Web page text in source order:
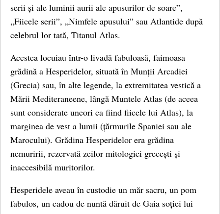
serii și ale luminii aurii ale apusurilor de soare”,
„Fiicele serii”, „Nimfele apusului” sau Atlantide după
celebrul lor tată, Titanul Atlas.
Acestea locuiau într-o livadă fabuloasă, faimoasa
grădină a Hesperidelor, situată în Munții Arcadiei
(Grecia) sau, în alte legende, la extremitatea vestică a
Mării Mediteraneene, lângă Muntele Atlas (de aceea
sunt considerate uneori ca fiind fiicele lui Atlas), la
marginea de vest a lumii (țărmurile Spaniei sau ale
Marocului). Grădina Hesperidelor era grădina
nemuririi, rezervată zeilor mitologiei grecești și
inaccesibilă muritorilor.
Hesperidele aveau în custodie un măr sacru, un pom
fabulos, un cadou de nuntă dăruit de Gaia soției lui